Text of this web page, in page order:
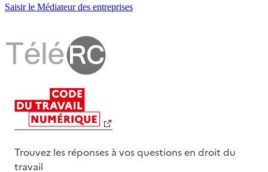
Saisir le Médiateur des entreprises